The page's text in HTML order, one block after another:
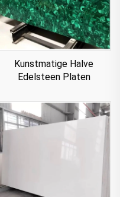
Kunstmatige Halve
Edelsteen Platen